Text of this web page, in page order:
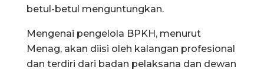
betul-betul menguntungkan.
Mengenai pengelola BPKH, menurut
Menag, akan diisi oleh kalangan profesional
dan terdiri dari badan pelaksana dan dewan